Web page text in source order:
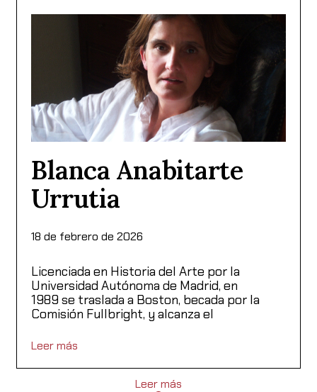
Blanca Anabitarte
Urrutia
18 de febrero de 2026
Licenciada en Historia del Arte por la
Universidad Autónoma de Madrid, en
1989 se traslada a Boston, becada por la
Comisión Fullbright, y alcanza el
Leer más
Leer más